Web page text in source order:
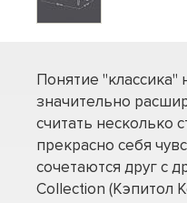
Понятие "классика"
значительно
считать несколько
прекрасно себя
сочетаются друг с
Collection (Кэпитол